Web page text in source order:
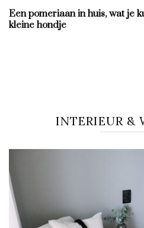
Een pomeriaan in huis, wat je
kleine hondje
INTERIEUR &